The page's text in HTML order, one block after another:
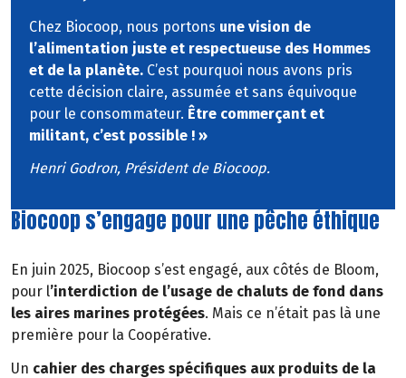
Chez Biocoop, nous portons une vision de
l’alimentation juste et respectueuse des Hommes
et de la planète. C’est pourquoi nous avons pris
cette décision claire, assumée et sans équivoque
pour le consommateur. Être commerçant et
militant, c’est possible ! »
Henri Godron, Président de Biocoop.
Biocoop s’engage pour une pêche éthique
En juin 2025, Biocoop s’est engagé, aux côtés de Bloom,
pour l’interdiction de l’usage de chaluts de fond dans
les aires marines protégées. Mais ce n’était pas là une
première pour la Coopérative.
Un cahier des charges spécifiques aux produits de la